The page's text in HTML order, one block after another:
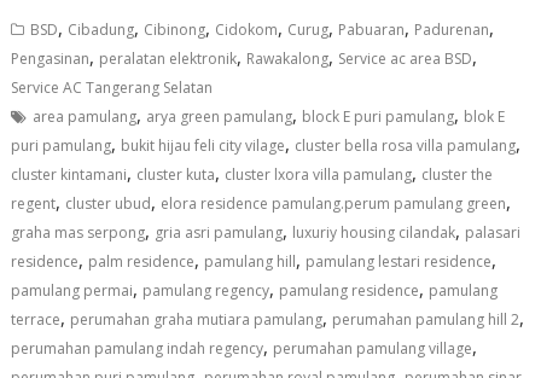
BSD, Cibadung, Cibinong, Cidokom, Curug, Pabuaran, Padurenan,
Pengasinan, peralatan elektronik, Rawakalong, Service ac area BSD,
Service AC Tangerang Selatan
area pamulang, arya green pamulang, block E puri pamulang, blok E
puri pamulang, bukit hijau feli city vilage, cluster bella rosa villa pamulang,
cluster kintamani, cluster kuta, cluster lxora villa pamulang, cluster the
regent, cluster ubud, elora residence pamulang.perum pamulang green,
graha mas serpong, gria asri pamulang, luxuriy housing cilandak, palasari
residence, palm residence, pamulang hill, pamulang lestari residence,
pamulang permai, pamulang regency, pamulang residence, pamulang
terrace, perumahan graha mutiara pamulang, perumahan pamulang hill 2,
perumahan pamulang indah regency, perumahan pamulang village,